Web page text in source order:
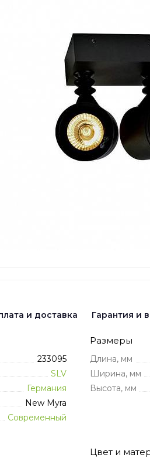
и доставка Гарантия и
233095
SLV
Германия
New Myra
Современный
Размеры
Длина, мм
Ширина, мм
Высота, мм
Цвет и